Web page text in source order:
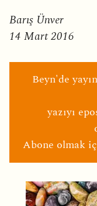
Barış Ünver
14 Mart 2016
Beyn'de
yazıyı
Abone olmak